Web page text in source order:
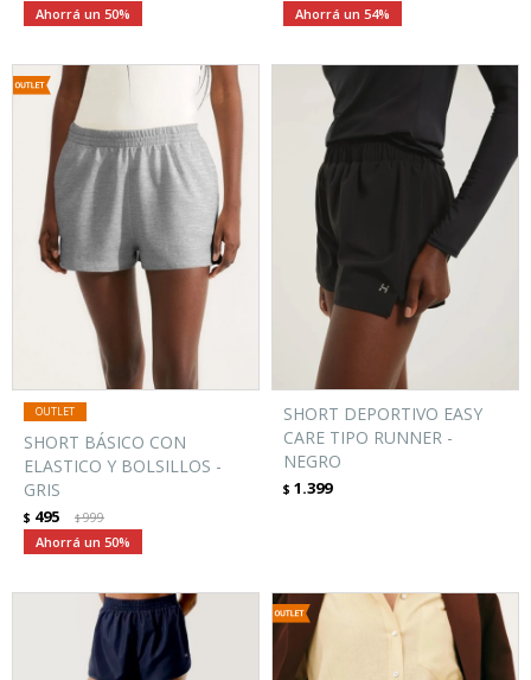
50 54
SHORT BÁSICO CON
ELASTICO Y BOLSILLOS -
GRIS
$ 495 $999
50
SHORT DEPORTIVO EASY
CARE TIPO RUNNER -
NEGRO
$ 1.399